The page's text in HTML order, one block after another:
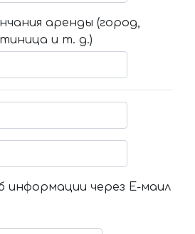
аренды (город,
и т. д.)
информации через Е-маил